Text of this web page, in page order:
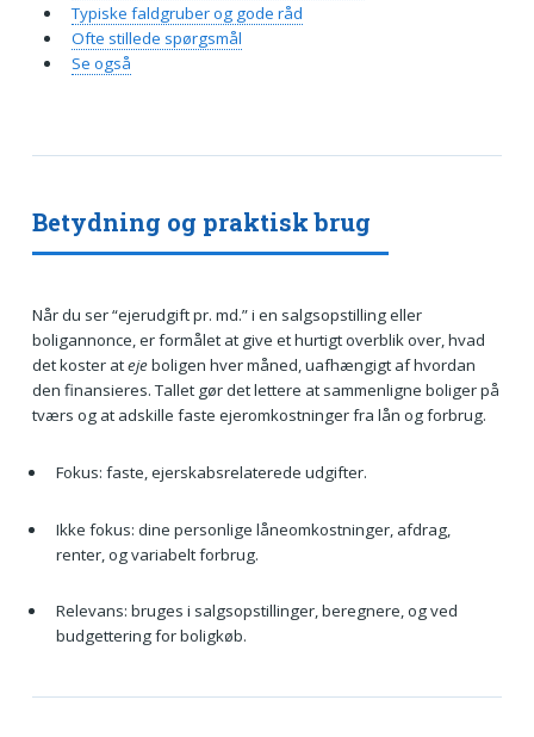
Betydning og praktisk brug
Når du ser “ejerudgift pr. md.” i en salgsopstilling eller
boligannonce, er formålet at give et hurtigt overblik over, hvad
det koster atejeboligen hver måned, uafhængigt af hvordan
den finansieres. Tallet gør det lettere at sammenligne boliger på
tværs og at adskille faste ejeromkostninger fra lån og forbrug.
Fokus: faste, ejerskabsrelaterede udgifter.
Ikke fokus: dine personlige låneomkostninger, afdrag,
renter, og variabelt forbrug.
Relevans: bruges i salgsopstillinger, beregnere, og ved
budgettering for boligkøb.
Typiske faldgruber og gode råd
Ofte stillede spørgsmål
Se også